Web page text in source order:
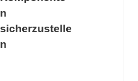
n
sicherzustelle
n